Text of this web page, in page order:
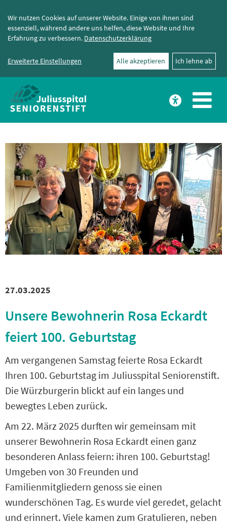
Wir nutzen Cookies auf unserer Website. Einige von ihnen sind
essenziell, während andere uns helfen, diese Website und Ihre
Erfahrung zu verbessern. Datenschutzerklärung
Erweiterte Einstellungen Ich lehne ab
Alle akzeptieren
27.03.2025
Unsere Bewohnerin Rosa Eckardt
feiert 100. Geburtstag
Am vergangenen Samstag feierte Rosa Eckardt
Ihren 100. Geburtstag im Juliusspital Seniorenstift.
Die Würzburgerin blickt auf ein langes und
bewegtes Leben zurück.
Am 22. März 2025 durften wir gemeinsam mit
unserer Bewohnerin Rosa Eckardt einen ganz
besonderen Anlass feiern: ihren 100. Geburtstag!
Umgeben von 30 Freunden und
Familienmitgliedern genoss sie einen
wunderschönen Tag. Es wurde viel geredet, gelacht
und erinnert. Viele kamen zum Gratulieren, neben